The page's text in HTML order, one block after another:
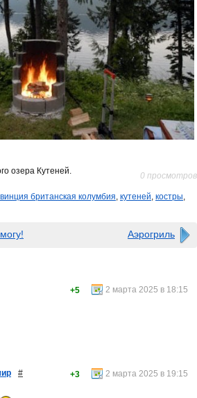
озера Кутеней. 0 просмотров
британская колумбия, кутеней, костры,
Аэрогриль
2 марта 2025 в 18:15
+5
# 2 марта 2025 в 19:15
+3